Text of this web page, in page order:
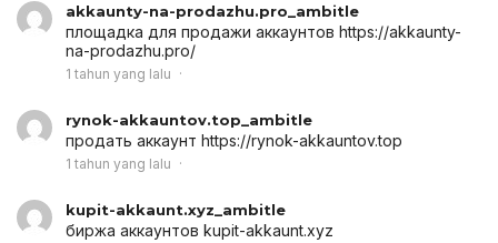
akkaunty-na-prodazhu.pro_ambitle
площадка для продажи аккаунтов https://akkaunty-
na-prodazhu.pro/
1 tahun yang lalu
rynok-akkauntov.top_ambitle
продать аккаунт https://rynok-akkauntov.top
1 tahun yang lalu
kupit-akkaunt.xyz_ambitle
биржа аккаунтов kupit-akkaunt.xyz